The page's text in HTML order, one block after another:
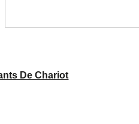
De Chariot